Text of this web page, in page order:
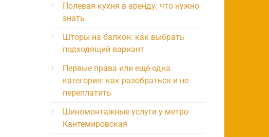
Полевая кухня в аренду: что нужно
знать
Шторы на балкон: как выбрать
подходящий вариант
Первые права или ещё одна
категория: как разобраться и не
переплатить
Шиномонтажные услуги у метро
Кантемировская